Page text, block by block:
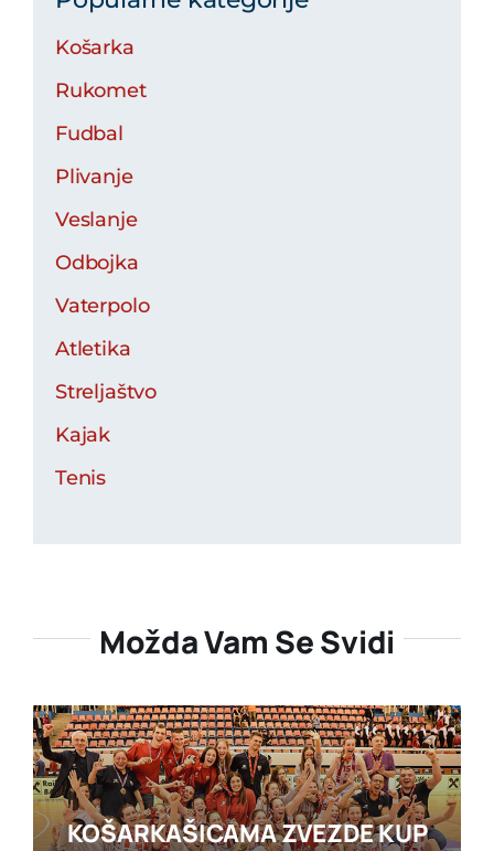
Košarka
Rukomet
Fudbal
Plivanje
Veslanje
Odbojka
Vaterpolo
Atletika
Streljaštvo
Kajak
Tenis
Možda Vam Se Svidi
KOŠARKAŠICAMA ZVEZDE KUP